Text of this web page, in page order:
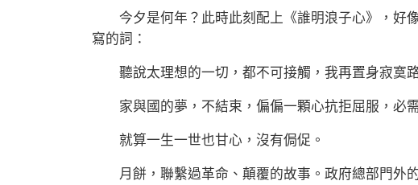
今夕是何年？此時此刻配上《誰明浪子心》，好
寫的詞：
聽說太理想的一切，都不可接觸，我再置身寂寞路
家與國的夢，不結束，偏偏一顆心抗拒屈服，必需
就算一生一世也甘心，沒有侷促。
月餅，聯繫過革命、顛覆的故事。政府總部門外